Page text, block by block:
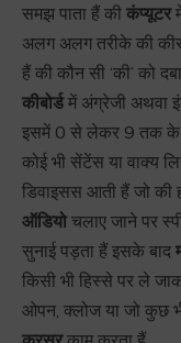
समझ पाता हैं की कंप्यूटर
अलग अलग तरीके की
हैं की कौन सी ‘की’ को
कीबोर्डमें अंग्रेजी अथवा
इसमें 0 से लेकर 9 तक के
कोई भी सेंटेंस या वाक्य
डिवाइसस आती हैं जो की
ऑडियोचलाए जाने पर
सुनाई पड़ता हैं इसके बाद
किसी भी हिस्से पर ले
ओपन, क्लोज या जो कुछ